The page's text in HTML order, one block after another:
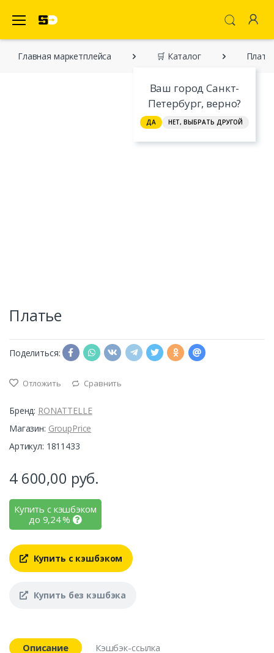
Ваш город Санкт-
Петербург, верно?
ДА НЕТ, ВЫБРАТЬ ДРУГОЙ
Главная марĸетплейса 🛒 Каталог
Платье
Поделиться:
Отложить Сравнить
Бренд: RONATTELLE
Магазин: GroupPrice
Артикул: 1811433
4 600,00 руб.
Купить с кэшбэком
до 9,24%
Купить с кэшбэком
Купить без кэшбэка
Описание
Кэшбэк-ссылка